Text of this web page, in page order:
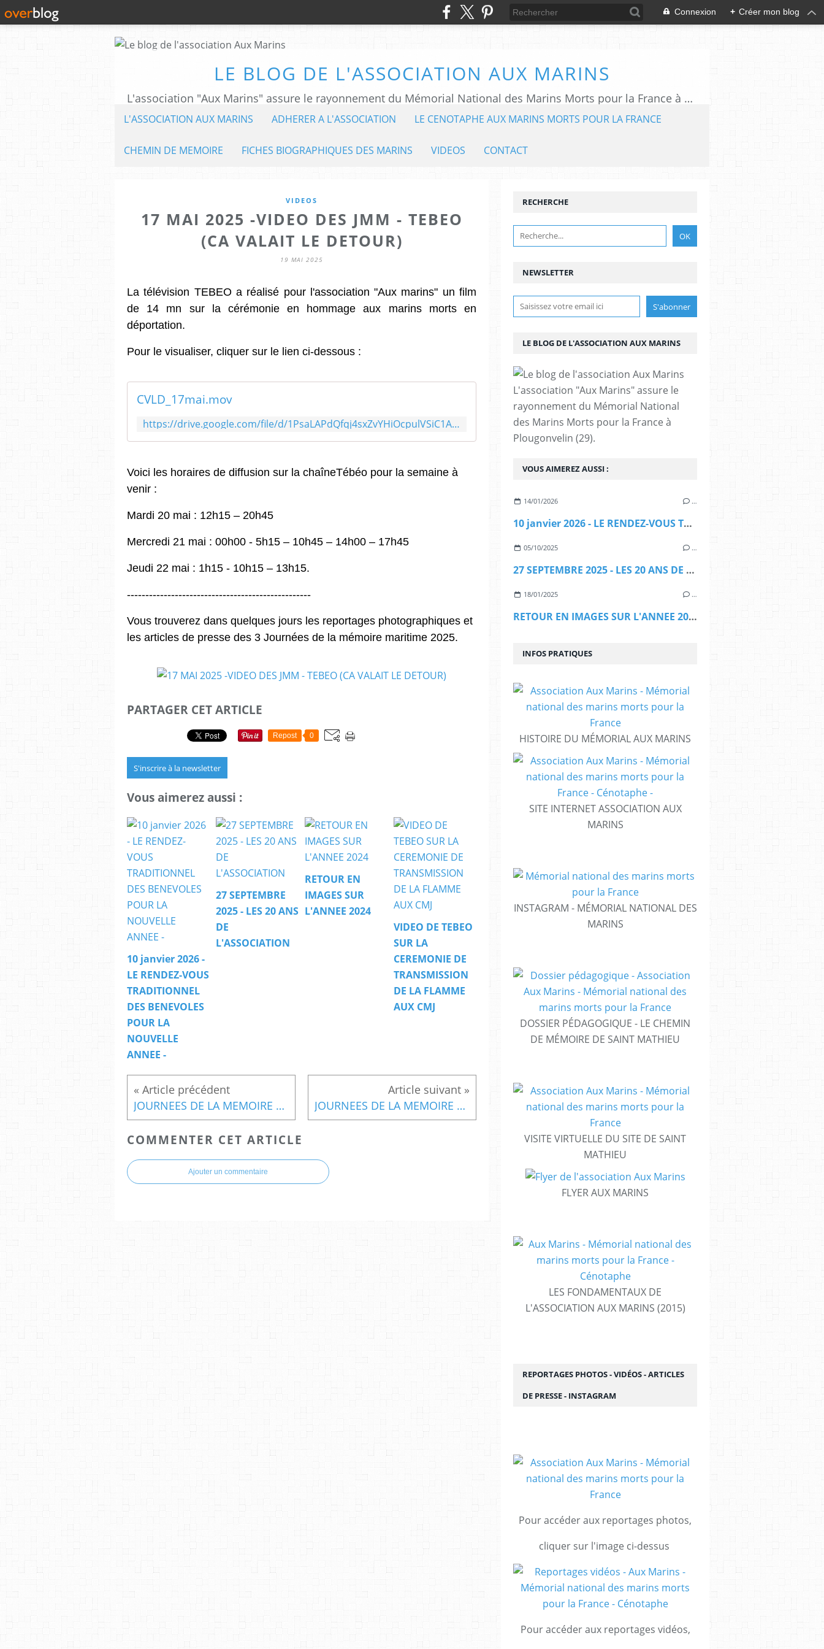
Connexion + Créer mon blog
LE BLOG DE L'ASSOCIATION AUX MARINS
L'association "Aux Marins" assure le rayonnement du Mémorial National des Marins Morts pour la France à Plougonvelin (29).
L'ASSOCIATION AUX MARINS ADHERER A L'ASSOCIATION LE CENOTAPHE AUX MARINS MORTS POUR LA FRANCE
CHEMIN DE MEMOIRE FICHES BIOGRAPHIQUES DES MARINS VIDEOS CONTACT
VIDEOS
17 MAI 2025 -VIDEO DES JMM - TEBEO
(CA VALAIT LE DETOUR)
19 MAI 2025
La télévision TEBEO a réalisé pour l'association "Aux marins" un film
de 14 mn sur la cérémonie en hommage aux marins morts en
déportation.
Pour le visualiser, cliquer sur le lien ci-dessous :
CVLD_17mai.mov
https://drive.google.com/file/d/1PsaLAPdQfqj4sxZvYHiOcpulVSiC1AY9/view
Voici les horaires de diffusion sur la chaîneTébéo pour la semaine à
venir :
Mardi 20 mai : 12h15 – 20h45
Mercredi 21 mai : 00h00 - 5h15 – 10h45 – 14h00 – 17h45
Jeudi 22 mai : 1h15 - 10h15 – 13h15.
--------------------------------------------------
Vous trouverez dans quelques jours les reportages photographiques et
les articles de presse des 3 Journées de la mémoire maritime 2025.
PARTAGER CET ARTICLE
Repost 0
S'inscrire à la newsletter
Vous aimerez aussi :
10 janvier 2026 -
LE RENDEZ-VOUS
TRADITIONNEL
DES BENEVOLES
POUR LA
NOUVELLE
ANNEE -
27 SEPTEMBRE
2025 - LES 20 ANS
DE
L'ASSOCIATION
RETOUR EN
IMAGES SUR
L'ANNEE 2024
VIDEO DE TEBEO
SUR LA
CEREMONIE DE
TRANSMISSION
DE LA FLAMME
AUX CMJ
JOURNEES DE LA MEMOIRE MARITIME JOURNEES DE LA MEMOIRE MARITIME - 1/6 - CEREMONIE EN HOMMAGE AUX MARINS DU LONGWY
COMMENTER CET ARTICLE
Ajouter un commentaire
NEWSLETTER
RECHERCHE
LE BLOG DE L'ASSOCIATION AUX MARINS
L'association "Aux Marins" assure le
rayonnement du Mémorial National
des Marins Morts pour la France à
Plougonvelin (29).
VOUS AIMEREZ AUSSI :
14/01/2026 …
10 janvier 2026 - LE RENDEZ-VOUS TRADITIONNEL DES BENEVOLES POUR LA NOUVELLE ANNEE -
05/10/2025 …
27 SEPTEMBRE 2025 - LES 20 ANS DE L'ASSOCIATION
18/01/2025 …
RETOUR EN IMAGES SUR L'ANNEE 2024
INFOS PRATIQUES
HISTOIRE DU MÉMORIAL AUX MARINS
SITE INTERNET ASSOCIATION AUX
MARINS
INSTAGRAM - MÉMORIAL NATIONAL DES
MARINS
DOSSIER PÉDAGOGIQUE - LE CHEMIN
DE MÉMOIRE DE SAINT MATHIEU
VISITE VIRTUELLE DU SITE DE SAINT
MATHIEU
FLYER AUX MARINS
LES FONDAMENTAUX DE
L'ASSOCIATION AUX MARINS (2015)
REPORTAGES PHOTOS - VIDÉOS - ARTICLES
DE PRESSE - INSTAGRAM
Pour accéder aux reportages photos,
cliquer sur l'image ci-dessus
Pour accéder aux reportages vidéos,